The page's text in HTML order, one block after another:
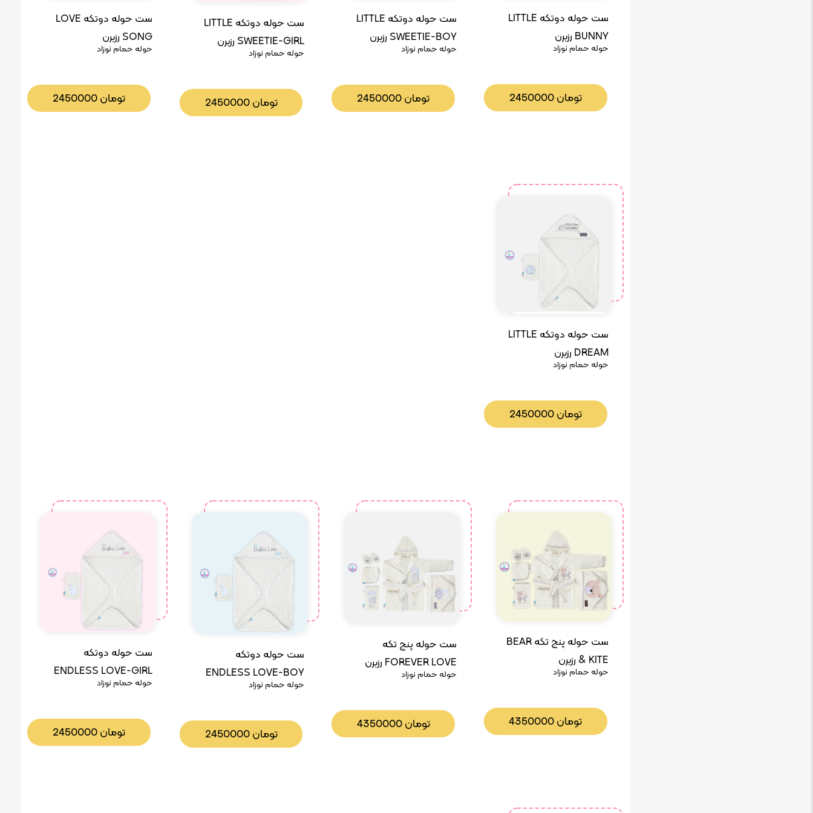
ست حوله دوتکه LOVE
SONG رزبرن
حوله حمام نوزاد
2450000تومان
ست حوله دوتکه LITTLE
SWEETIE-GIRL رزبرن
حوله حمام نوزاد
2450000تومان
ست حوله دوتکه LITTLE
SWEETIE-BOY رزبرن
حوله حمام نوزاد
2450000تومان
ست حوله دوتکه LITTLE
BUNNY رزبرن
حوله حمام نوزاد
2450000تومان
ست حوله دوتکه LITTLE
DREAM رزبرن
حوله حمام نوزاد
2450000تومان
ست حوله دوتکه
ENDLESS LOVE-GIRL
رزبرن
حوله حمام نوزاد
2450000تومان
ست حوله دوتکه
ENDLESS LOVE-BOY
رزبرن
حوله حمام نوزاد
2450000تومان
ست حوله پنج تکه
FOREVER LOVE رزبرن
حوله حمام نوزاد
4350000تومان
ست حوله پنج تکه BEAR
& KITE رزبرن
حوله حمام نوزاد
4350000تومان